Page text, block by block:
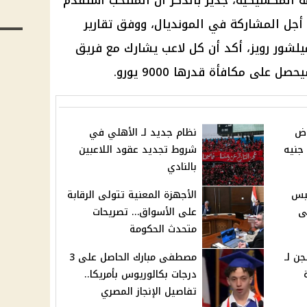
المشاركة في المونديال، ووفق تقارير
رويز، أكد أن كل لاعب يشارك مع فريق
مكافأة قدرها 9000 يورو.
سعر الدولار لـ أقل من 50 جنيه
نظام جديد لـ الأهلي في
شروط تجديد عقود اللاعبين
بالنادي
الأجهزة المعنية تتولى الرقابة
على الأسواق… تصريحات
متحدث الحكومة
لـ
مصطفى مبارك الحاصل على 3
درجات بكالوريوس بأمريكا..
تفاصيل الإنجاز المصري